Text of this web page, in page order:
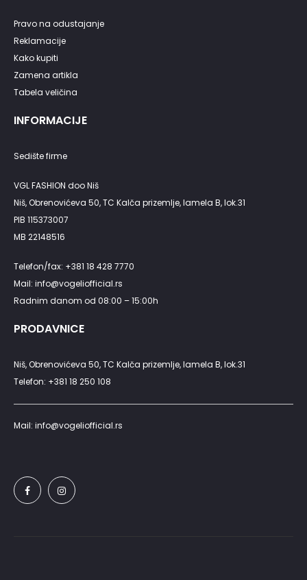
Pravo na odustajanje
Reklamacije
Kako kupiti
Zamena artikla
Tabela veličina
INFORMACIJE
Sedište firme
VGL FASHION doo Niš
Niš, Obrenovićeva 50, TC Kalča prizemlje, lamela B, lok.31
PIB 115373007
MB 22148516
Telefon/fax: +381 18 428 7770
Mail: info@vogeliofficial.rs
Radnim danom od 08:00 – 15:00h
PRODAVNICE
Niš, Obrenovićeva 50, TC Kalča prizemlje, lamela B, lok.31
Telefon: +381 18 250 108
Mail: info@vogeliofficial.rs